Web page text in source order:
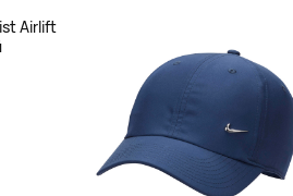
Airlift